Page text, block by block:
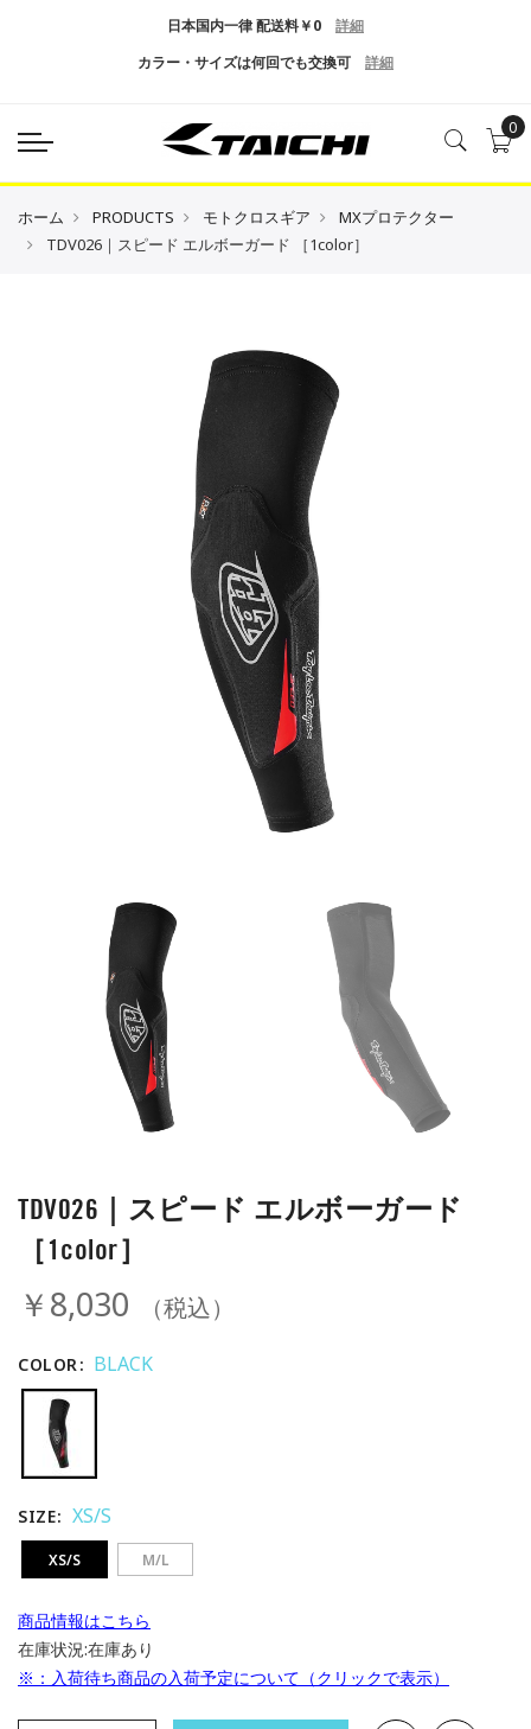
日本国内一律 配送料￥0 詳細
カラー・サイズは何回でも交換可 詳細
0
ホーム PRODUCTS モトクロスギア
MXプロテクター
TDV026｜スピード エルボーガード ［1color］
TDV026｜スピード エルボーガード
［1color］
￥8,030 （税込）
COLOR BLACK
SIZE XS/S
XS/S M/L
商品情報はこちら
在庫状況:在庫あり
※：入荷待ち商品の入荷予定について（クリックで表示）